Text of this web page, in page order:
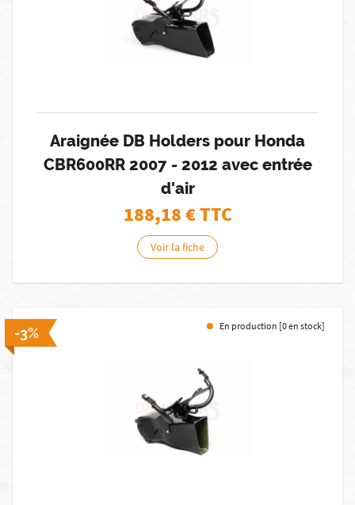
Araignée DB Holders pour Honda
CBR600RR 2007 - 2012 avec entrée
d'air
188,18€ TTC
Voir la fiche
-3% En production [0 en stock]